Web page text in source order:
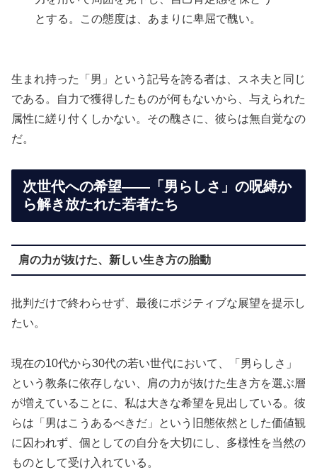
とする。この態度は、あまりに卑屈で醜い。
生まれ持った「男」という記号を誇る者は、スネ夫と同じ
である。自力で獲得したものが何もないから、与えられた
属性に縒り付くしかない。その醜さに、彼らは無自覚なの
だ。
次世代への希望——「男らしさ」の呪縛か
ら解き放たれた若者たち
肩の力が抜けた、新しい生き方の胎動
批判だけで終わらせず、最後にポジティブな展望を提示し
たい。
現在の10代から30代の若い世代において、「男らしさ」
という教条に依存しない、肩の力が抜けた生き方を選ぶ層
が増えていることに、私は大きな希望を見出している。彼
らは「男はこうあるべきだ」という旧態依然とした価値観
に囚われず、個としての自分を大切にし、多様性を当然の
ものとして受け入れている。